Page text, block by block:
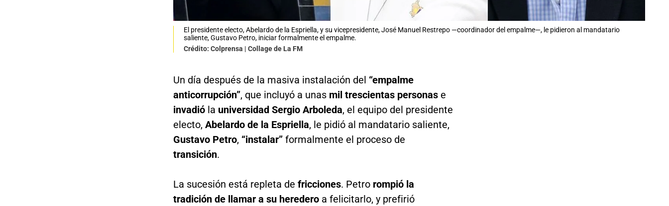
El presidente electo, Abelardo de la Espriella, y su vicepresidente, José Manuel Restrepo —coordinador del empalme—, le pidieron al mandatario
saliente, Gustavo Petro, iniciar formalmente el empalme.
Crédito: Colprensa | Collage de La FM
Un día después de la masiva instalación del “empalme
anticorrupción”, que incluyó a unasmil trescientas personase
invadió la universidad Sergio Arboleda, el equipo del presidente
electo, Abelardo de la Espriella, le pidió al mandatario saliente,
Gustavo Petro, “instalar” formalmente el proceso de
transición.
La sucesión está repleta de fricciones. Petro rompió la
tradición de llamar a su heredero a felicitarlo, y prefirió